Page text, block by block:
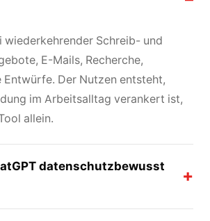
wiederkehrender Schreib- und
E-Mails, Recherche,
Der Nutzen entsteht,
im Arbeitsalltag verankert ist,
allein.
datenschutzbewusst